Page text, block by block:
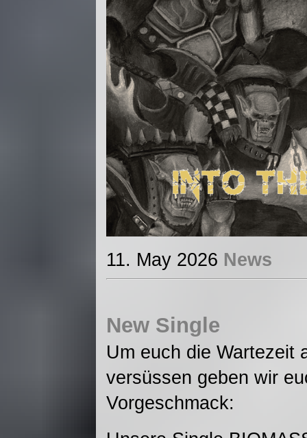
11. May 2026 News
New Single
Um euch die Wartezeit
versüssen geben wir
Vorgeschmack: